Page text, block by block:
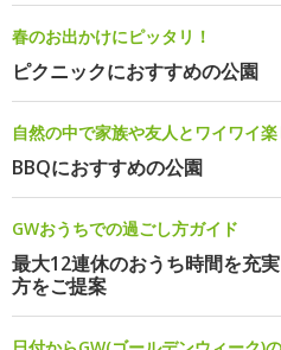
春のお出かけにピッタリ！
ピクニックにおすすめの公園
自然の中で家族や友人とワイワイ楽
BBQにおすすめの公園
GWおうちでの過ごし方ガイド
最大12連休のおうち時間を充
方をご提案